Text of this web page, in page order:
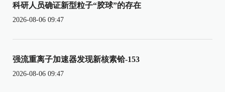
科研人员确证新型粒子“胶球”的存在
2026-08-06 09:47
强流重离子加速器发现新核素铪-153
2026-08-06 09:47